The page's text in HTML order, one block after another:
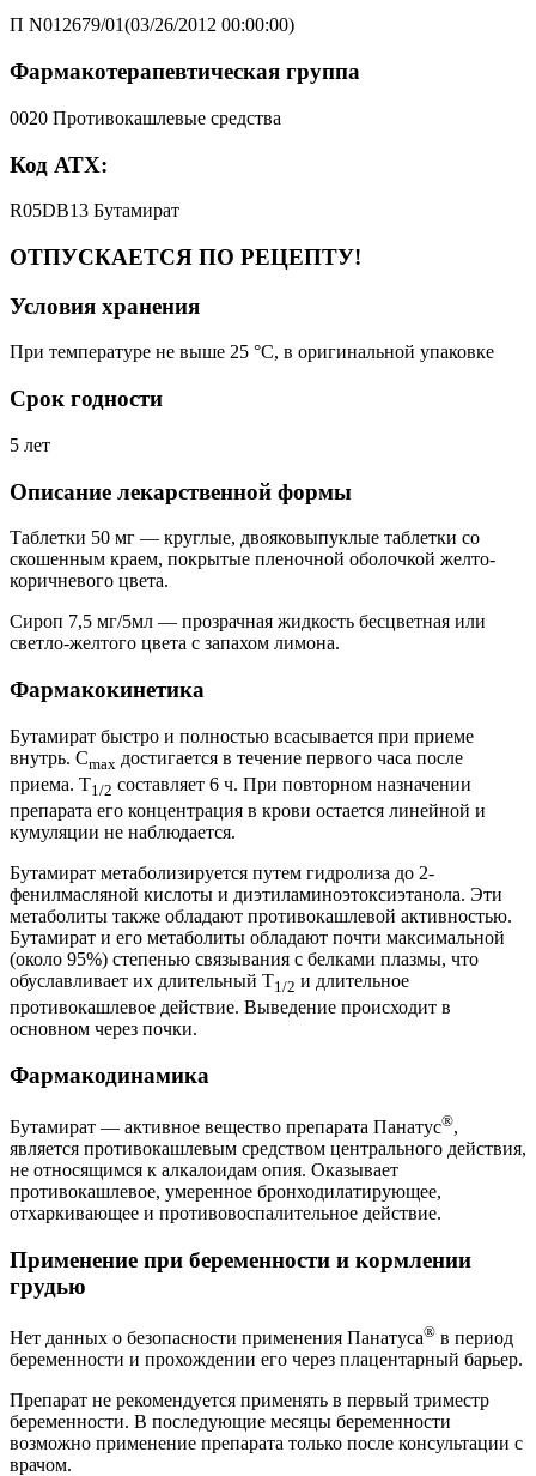
П N012679/01(03/26/2012 00:00:00)
Фармакотерапевтическая группа
0020 Противокашлевые средства
Код АТХ:
R05DB13 Бутамират
ОТПУСКАЕТСЯ ПО РЕЦЕПТУ!
Условия хранения
При температуре не выше 25 °C, в оригинальной упаковке
Срок годности
5 лет
Описание лекарственной формы
Таблетки 50 мг — круглые, двояковыпуклые таблетки со
скошенным краем, покрытые пленочной оболочкой желто-
коричневого цвета.
Сироп 7,5 мг/5мл — прозрачная жидкость бесцветная или
светло-желтого цвета с запахом лимона.
Фармакокинетика
Бутамират быстро и полностью всасывается при приеме
внутрь. Cmax достигается в течение первого часа после
приема. T1/2 составляет 6 ч. При повторном назначении
препарата его концентрация в крови остается линейной и
кумуляции не наблюдается.
Бутамират метаболизируется путем гидролиза до 2-
фенилмасляной кислоты и диэтиламиноэтоксиэтанола. Эти
метаболиты также обладают противокашлевой активностью.
Бутамират и его метаболиты обладают почти максимальной
(около 95%) степенью связывания с белками плазмы, что
обуславливает их длительный T1/2 и длительное
противокашлевое действие. Выведение происходит в
основном через почки.
Фармакодинамика
Бутамират — активное вещество препарата Панатус®,
является противокашлевым средством центрального действия,
не относящимся к алкалоидам опия. Оказывает
противокашлевое, умеренное бронходилатирующее,
отхаркивающее и противовоспалительное действие.
Применение при беременности и кормлении
грудью
Нет данных о безопасности применения Панатуса® в период
беременности и прохождении его через плацентарный барьер.
Препарат не рекомендуется применять в первый триместр
беременности. В последующие месяцы беременности
возможно применение препарата только после консультации с
врачом.